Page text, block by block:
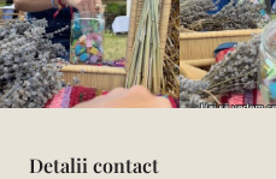
Detalii contact